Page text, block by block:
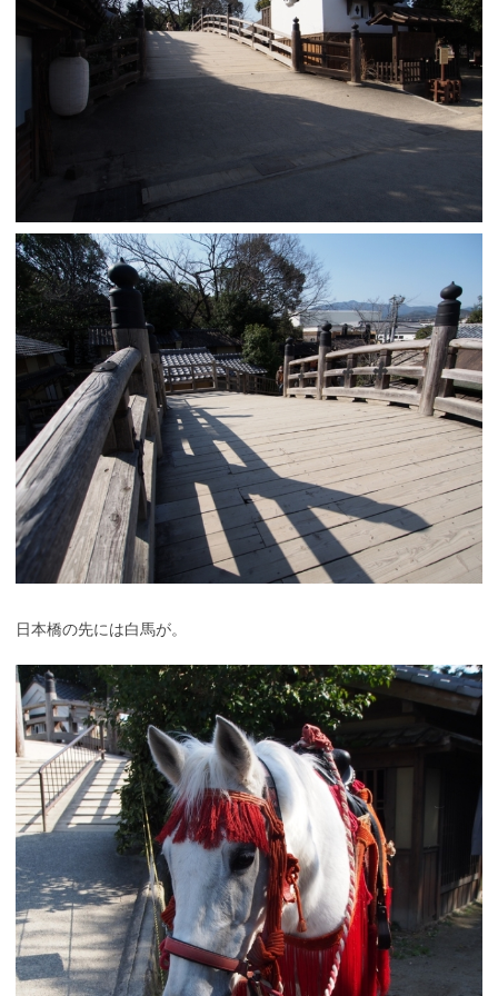
日本橋の先には白馬が。